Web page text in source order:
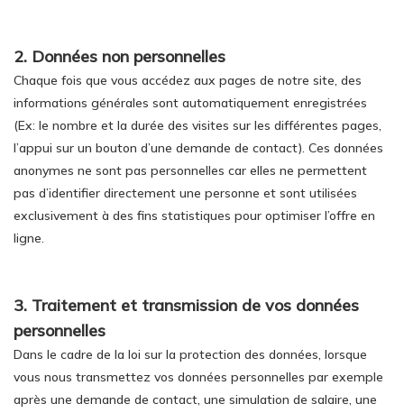
2. Données non personnelles
Chaque fois que vous accédez aux pages de notre site, des
informations générales sont automatiquement enregistrées
(Ex: le nombre et la durée des visites sur les différentes pages,
l’appui sur un bouton d’une demande de contact). Ces données
anonymes ne sont pas personnelles car elles ne permettent
pas d’identifier directement une personne et sont utilisées
exclusivement à des fins statistiques pour optimiser l’offre en
ligne.
3. Traitement et transmission de vos données
personnelles
Dans le cadre de la loi sur la protection des données, lorsque
vous nous transmettez vos données personnelles par exemple
après une demande de contact, une simulation de salaire, une